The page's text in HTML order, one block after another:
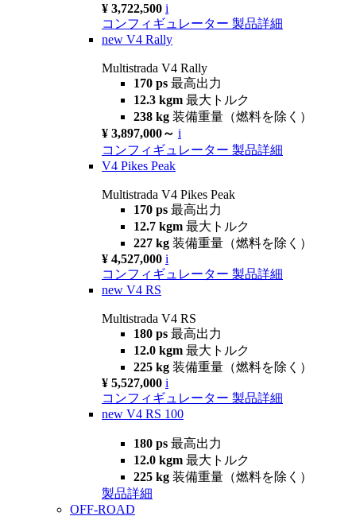
¥ 3,722,500 i
コンフィギュレーター 製品詳細
new V4 Rally
Multistrada V4 Rally
170 ps 最高出力
12.3 kgm 最大トルク
238 kg 装備重量（燃料を除く）
¥ 3,897,000～ i
コンフィギュレーター 製品詳細
V4 Pikes Peak
Multistrada V4 Pikes Peak
170 ps 最高出力
12.7 kgm 最大トルク
227 kg 装備重量（燃料を除く）
¥ 4,527,000 i
コンフィギュレーター 製品詳細
new V4 RS
Multistrada V4 RS
180 ps 最高出力
12.0 kgm 最大トルク
225 kg 装備重量（燃料を除く）
¥ 5,527,000 i
コンフィギュレーター 製品詳細
new V4 RS 100
180 ps 最高出力
12.0 kgm 最大トルク
225 kg 装備重量（燃料を除く）
製品詳細
OFF-ROAD